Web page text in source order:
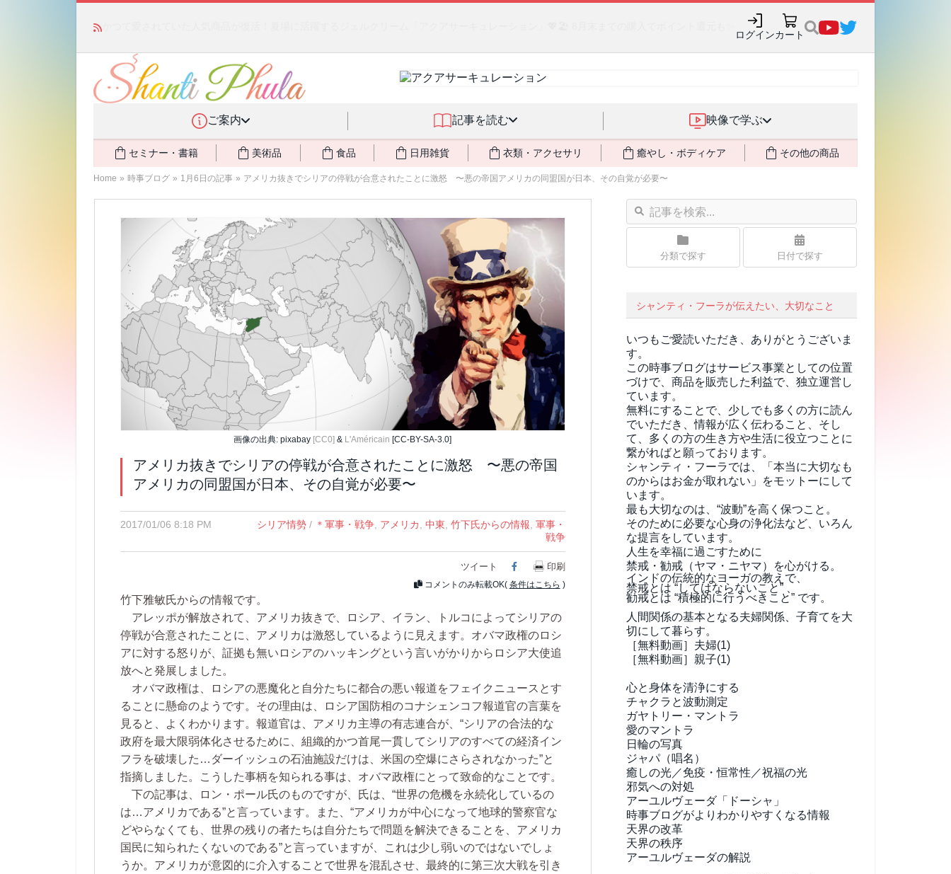
ログインカート
ご案内 記事を読む 映像で学ぶ
セミナー・書籍 美術品 食品 日用雑貨 衣類・アクセサリ 癒やし・ボディケア その他の商品
Home » 時事ブログ » 1月6日の記事 » アメリカ抜きでシリアの停戦が合意されたことに激怒 〜悪の帝国アメリカの同盟国が日本、その自覚が必要〜
画像の出典: pixabay [CC0] & L'Américain [CC-BY-SA-3.0]
アメリカ抜きでシリアの停戦が合意されたことに激怒 〜悪の帝国
アメリカの同盟国が日本、その自覚が必要〜
2017/01/06 8:18 PM シリア情勢/ ＊軍事・戦争, アメリカ 中東 竹下氏からの情報 軍事・
戦争
ツイート Facebook
印刷
コメントのみ転載OK( 条件はこちら )
竹下雅敏氏からの情報です。
アレッポが解放されて、アメリカ抜きで、ロシア、イラン、トルコによってシリアの
停戦が合意されたことに、アメリカは激怒しているように見えます。オバマ政権のロシ
アに対する怒りが、証拠も無いロシアのハッキングという言いがかりからロシア大使追
放へと発展しました。
オバマ政権は、ロシアの悪魔化と自分たちに都合の悪い報道をフェイクニュースとす
ることに懸命のようです。その理由は、ロシア国防相のコナシェンコフ報道官の言葉を
見ると、よくわかります。報道官は、アメリカ主導の有志連合が、“シリアの合法的な
政府を最大限弱体化させるために、組織的かつ首尾一貫してシリアのすべての経済イン
フラを破壊した…ダーイッシュの石油施設だけは、米国の空爆にさらされなかった”と
指摘しました。こうした事柄を知られる事は、オバマ政権にとって致命的なことです。
下の記事は、ロン・ポール氏のものですが、氏は、“世界の危機を永続化しているの
は…アメリカである”と言っています。また、“アメリカが中心になって地球的警察官な
どやらなくても、世界の残りの者たちは自分たちで問題を解決できることを、アメリカ
国民に知られたくないのである”と言っていますが、これは少し弱いのではないでしょ
うか。アメリカが意図的に介入することで世界を混乱させ、最終的に第三次大戦を引き
分類で探す 日付で探す
シャンティ・フーラが伝えたい、大切なこと
いつもご愛読いただき、ありがとうございま
す。
この時事ブログはサービス事業としての位置
づけで、商品を販売した利益で、独立運営し
ています。
無料にすることで、少しでも多くの方に読ん
でいただき、情報が広く伝わること、そし
て、 多くの方の生き方や生活に役立つことに
繋がればと願っております。
シャンティ・フーラでは、「本当に大切なも
のからはお金が取れない」をモットーにして
います。
最も大切なのは、“波動”を高く保つこと。
そのために必要な心身の浄化法など、いろん
な提言をしています。
人生を幸福に過ごすために
禁戒・勧戒（ヤマ・ニヤマ）を心がける。
インドの伝統的なヨーガの教えで、
禁戒とは “してはならないこと” 、
勧戒とは “積極的に行うべきこと” です。
人間関係の基本となる夫婦関係、子育てを大
切にして暮らす。
［無料動画］夫婦(1)
［無料動画］親子(1)
心と身体を清浄にする
チャクラと波動測定
ガヤトリー・マントラ
愛のマントラ
日輪の写真
ジャパ（唱名）
癒しの光／免疫・恒常性／祝福の光
邪気への対処
アーユルヴェーダ「ドーシャ」
時事ブログがよりわかりやすくなる情報
天界の改革
天界の秩序
アーユルヴェーダの解説